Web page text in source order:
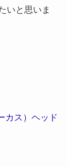
いと思いま
カス）ヘッド